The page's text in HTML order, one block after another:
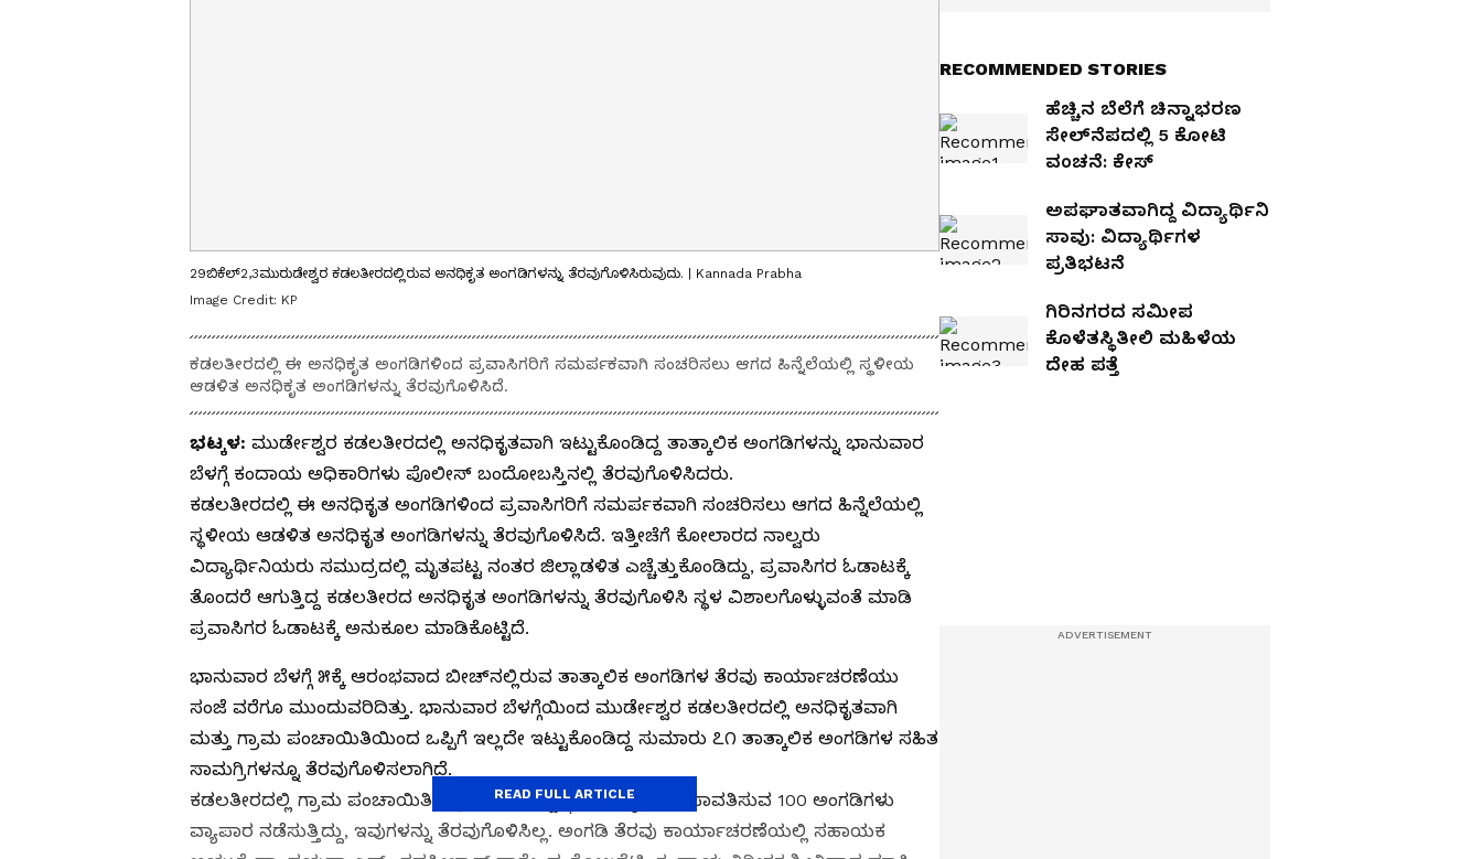
29ಬಿಕೆಲ್2,3ಮುರುಡೇಶ್ವರ ಕಡಲತೀರದಲ್ಲಿರುವ ಅನಧಿಕೃತ ಅಂಗಡಿಗಳನ್ನು ತೆರವುಗೊಳಿಸಿರುವುದು. | Kannada Prabha
Image Credit: KP
ಕಡಲತೀರದಲ್ಲಿ ಈ ಅನಧಿಕೃತ ಅಂಗಡಿಗಳಿಂದ ಪ್ರವಾಸಿಗರಿಗೆ ಸಮರ್ಪಕವಾಗಿ ಸಂಚರಿಸಲು ಆಗದ ಹಿನ್ನೆಲೆಯಲ್ಲಿ ಸ್ಥಳೀಯ
ಆಡಳಿತ ಅನಧಿಕೃತ ಅಂಗಡಿಗಳನ್ನು ತೆರವುಗೊಳಿಸಿದೆ.
ಭಟ್ಕಳ: ಮುರ್ಡೇಶ್ವರ ಕಡಲತೀರದಲ್ಲಿ ಅನಧಿಕೃತವಾಗಿ ಇಟ್ಟುಕೊಂಡಿದ್ದ ತಾತ್ಕಾಲಿಕ ಅಂಗಡಿಗಳನ್ನು ಭಾನುವಾರ
ಬೆಳಗ್ಗೆ ಕಂದಾಯ ಅಧಿಕಾರಿಗಳು ಪೊಲೀಸ್ ಬಂದೋಬಸ್ತಿನಲ್ಲಿ ತೆರವುಗೊಳಿಸಿದರು.
ಕಡಲತೀರದಲ್ಲಿ ಈ ಅನಧಿಕೃತ ಅಂಗಡಿಗಳಿಂದ ಪ್ರವಾಸಿಗರಿಗೆ ಸಮರ್ಪಕವಾಗಿ ಸಂಚರಿಸಲು ಆಗದ ಹಿನ್ನೆಲೆಯಲ್ಲಿ
ಸ್ಥಳೀಯ ಆಡಳಿತ ಅನಧಿಕೃತ ಅಂಗಡಿಗಳನ್ನು ತೆರವುಗೊಳಿಸಿದೆ. ಇತ್ತೀಚೆಗೆ ಕೋಲಾರದ ನಾಲ್ವರು
ವಿದ್ಯಾರ್ಥಿನಿಯರು ಸಮುದ್ರದಲ್ಲಿ ಮೃತಪಟ್ಟ ನಂತರ ಜಿಲ್ಲಾಡಳಿತ ಎಚ್ಚೆತ್ತುಕೊಂಡಿದ್ದು, ಪ್ರವಾಸಿಗರ ಓಡಾಟಕ್ಕೆ
ತೊಂದರೆ ಆಗುತ್ತಿದ್ದ ಕಡಲತೀರದ ಅನಧಿಕೃತ ಅಂಗಡಿಗಳನ್ನು ತೆರವುಗೊಳಿಸಿ ಸ್ಥಳ ವಿಶಾಲಗೊಳ್ಳುವಂತೆ ಮಾಡಿ
ಪ್ರವಾಸಿಗರ ಓಡಾಟಕ್ಕೆ ಅನುಕೂಲ ಮಾಡಿಕೊಟ್ಟಿದೆ.
ಭಾನುವಾರ ಬೆಳಗ್ಗೆ ೫ಕ್ಕೆ ಆರಂಭವಾದ ಬೀಚ್‌ನಲ್ಲಿರುವ ತಾತ್ಕಾಲಿಕ ಅಂಗಡಿಗಳ ತೆರವು ಕಾರ್ಯಾಚರಣೆಯು
ಸಂಜೆ ವರೆಗೂ ಮುಂದುವರಿದಿತ್ತು. ಭಾನುವಾರ ಬೆಳಗ್ಗೆಯಿಂದ ಮುರ್ಡೇಶ್ವರ ಕಡಲತೀರದಲ್ಲಿ ಅನಧಿಕೃತವಾಗಿ
ಮತ್ತು ಗ್ರಾಮ ಪಂಚಾಯಿತಿಯಿಂದ ಒಪ್ಪಿಗೆ ಇಲ್ಲದೇ ಇಟ್ಟುಕೊಂಡಿದ್ದ ಸುಮಾರು ೭೧ ತಾತ್ಕಾಲಿಕ ಅಂಗಡಿಗಳ ಸಹಿತ
ಸಾಮಗ್ರಿಗಳನ್ನೂ ತೆರವುಗೊಳಿಸಲಾಗಿದೆ.
ಕಡಲತೀರದಲ್ಲಿ ಗ್ರಾಮ ಪಂಚಾಯಿತಿಗೆ ಪ್ರತಿ ತಿಂಗಳು ಸ್ವಚ್ಛತಾ ಶುಲ್ಕವೆಂದು ಪಾವತಿಸುವ 100 ಅಂಗಡಿಗಳು
ವ್ಯಾಪಾರ ನಡೆಸುತ್ತಿದ್ದು, ಇವುಗಳನ್ನು ತೆರವುಗೊಳಿಸಿಲ್ಲ. ಅಂಗಡಿ ತೆರವು ಕಾರ್ಯಾಚರಣೆಯಲ್ಲಿ ಸಹಾಯಕ
READ FULL ARTICLE
RECOMMENDED STORIES
ಹೆಚ್ಚಿನ ಬೆಲೆಗೆ ಚಿನ್ನಾಭರಣ
ಸೇಲ್‌ನೆಪದಲ್ಲಿ 5 ಕೋಟಿ
ವಂಚನೆ: ಕೇಸ್‌
ಅಪಘಾತವಾಗಿದ್ದ ವಿದ್ಯಾರ್ಥಿನಿ
ಸಾವು: ವಿದ್ಯಾರ್ಥಿಗಳ
ಪ್ರತಿಭಟನೆ
ಗಿರಿನಗರದ ಸಮೀಪ
ಕೊಳೆತಸ್ಥಿತೀಲಿ ಮಹಿಳೆಯ
ದೇಹ ಪತ್ತೆ